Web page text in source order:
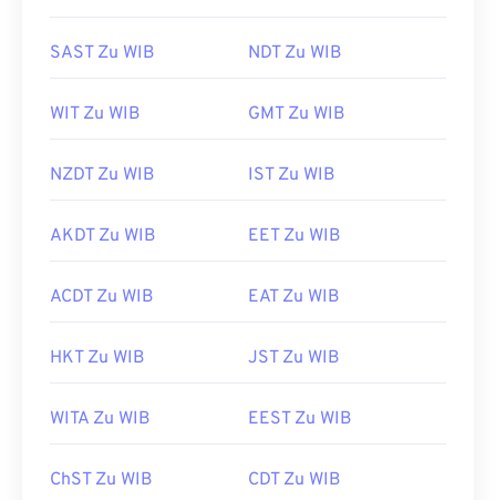
SAST Zu WIB NDT Zu WIB
WIT Zu WIB GMT Zu WIB
NZDT Zu WIB IST Zu WIB
AKDT Zu WIB EET Zu WIB
ACDT Zu WIB EAT Zu WIB
HKT Zu WIB JST Zu WIB
WITA Zu WIB EEST Zu WIB
ChST Zu WIB CDT Zu WIB